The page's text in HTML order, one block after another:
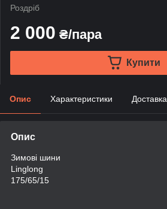
Роздріб
2 000 ₴/пара
Купити
Опис Характеристики Доставка
Опис
Зимові шини
Linglong
175/65/15